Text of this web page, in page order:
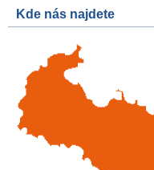
Kde nás najdete